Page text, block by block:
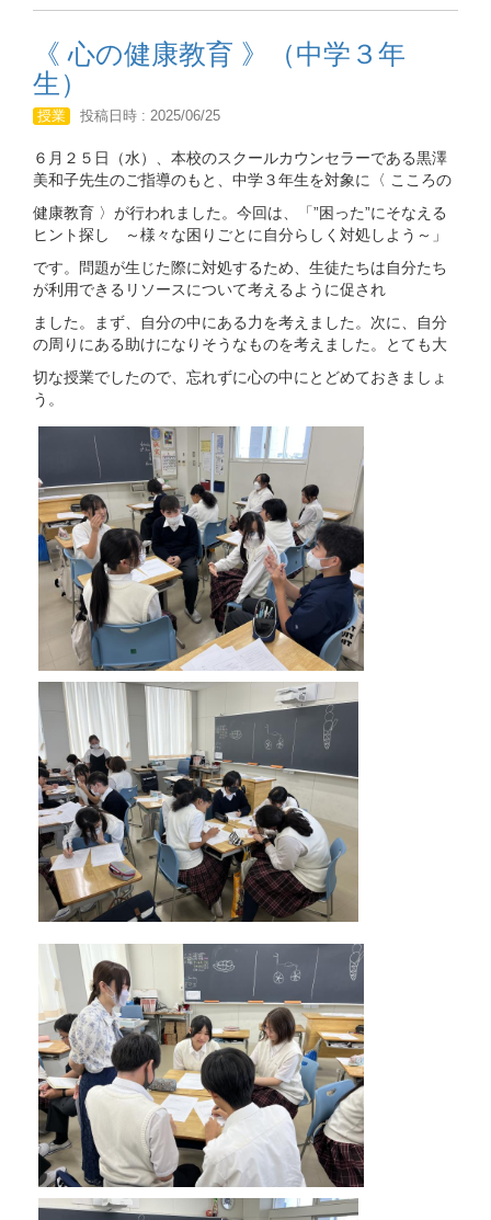
《 心の健康教育 》（中学３年
生）
授業 投稿日時 : 2025/06/25
６月２５日（水）、本校のスクールカウンセラーである黒澤
美和子先生のご指導のもと、中学３年生を対象に〈 こころの
健康教育 〉が行われました。今回は、「”困った”にそなえる
ヒント探し ～様々な困りごとに自分らしく対処しよう～」
です。問題が生じた際に対処するため、生徒たちは自分たち
が利用できるリソースについて考えるように促され
ました。まず、自分の中にある力を考えました。次に、自分
の周りにある助けになりそうなものを考えました。とても大
切な授業でしたので、忘れずに心の中にとどめておきましょ
う。